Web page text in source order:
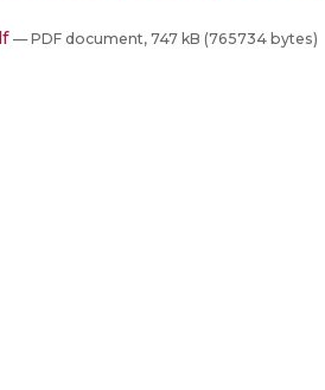
— PDF document, 747 kB (765734 bytes)